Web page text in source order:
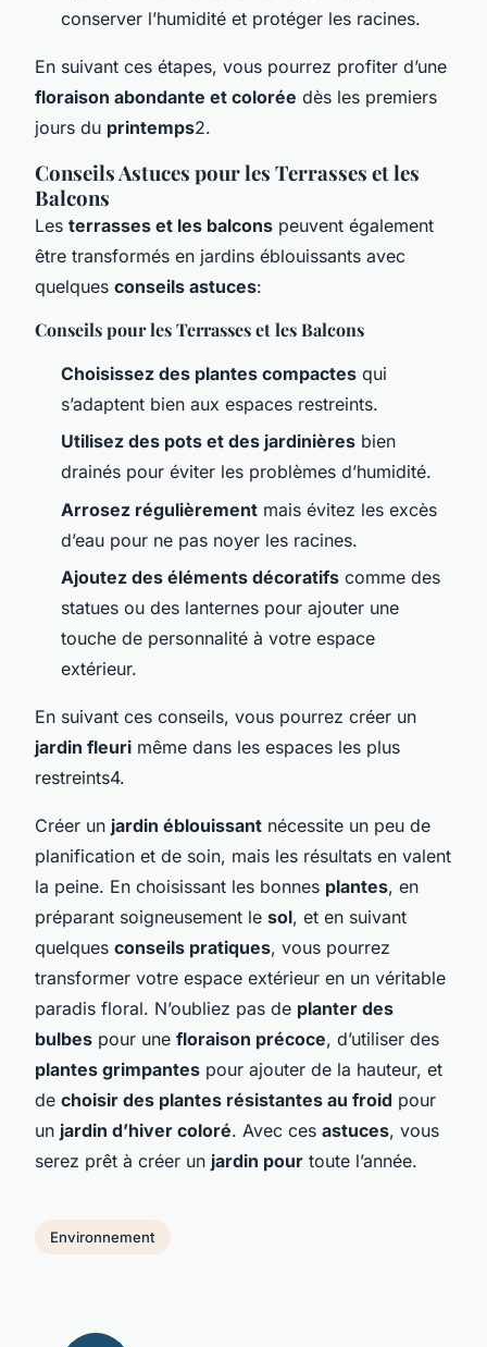
conserver l’humidité et protéger les racines.
En suivant ces étapes, vous pourrez profiter d’une
floraison abondante et colorée dès les premiers
jours du printemps2.
Conseils Astuces pour les Terrasses et les
Balcons
Les terrasses et les balcons peuvent également
être transformés en jardins éblouissants avec
quelques conseils astuces:
Conseils pour les Terrasses et les Balcons
Choisissez des plantes compactes qui
s’adaptent bien aux espaces restreints.
Utilisez des pots et des jardinières bien
drainés pour éviter les problèmes d’humidité.
Arrosez régulièrement mais évitez les excès
d’eau pour ne pas noyer les racines.
Ajoutez des éléments décoratifs comme des
statues ou des lanternes pour ajouter une
touche de personnalité à votre espace
extérieur.
En suivant ces conseils, vous pourrez créer un
jardin fleuri même dans les espaces les plus
restreints4.
Créer un jardin éblouissant nécessite un peu de
planification et de soin, mais les résultats en valent
la peine. En choisissant les bonnes plantes, en
préparant soigneusement le sol, et en suivant
quelques conseils pratiques, vous pourrez
transformer votre espace extérieur en un véritable
paradis floral. N’oubliez pas de planter des
bulbes pour une floraison précoce, d’utiliser des
plantes grimpantes pour ajouter de la hauteur, et
de choisir des plantes résistantes au froid pour
un jardin d’hiver coloré. Avec ces astuces, vous
serez prêt à créer un jardin pour toute l’année.
Environnement